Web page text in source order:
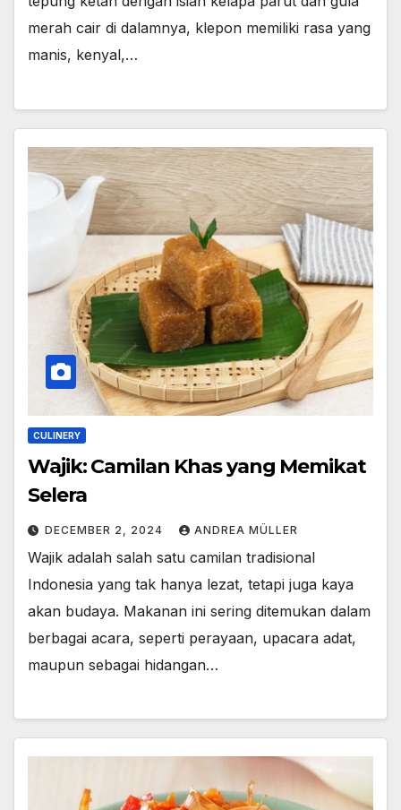
merah cair di dalamnya, klepon memiliki rasa yang
manis, kenyal,…
CULINERY
Wajik: Camilan Khas yang Memikat
Selera
DECEMBER 2, 2024 ANDREA MÜLLER
Wajik adalah salah satu camilan tradisional
Indonesia yang tak hanya lezat, tetapi juga kaya
akan budaya. Makanan ini sering ditemukan dalam
berbagai acara, seperti perayaan, upacara adat,
maupun sebagai hidangan…